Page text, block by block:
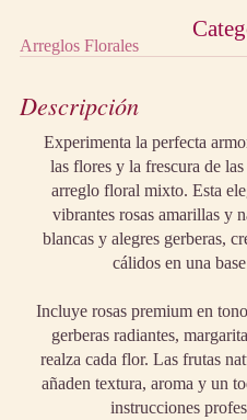
Arreglos Florales
Descripción
Experimenta la perfecta
las flores y la frescura de
arreglo floral mixto. Esta
vibrantes rosas amarillas y
blancas y alegres gerberas,
cálidos en una
Incluye rosas premium en
gerberas radiantes,
realza cada flor. Las frutas
añaden textura, aroma y un
instrucciones